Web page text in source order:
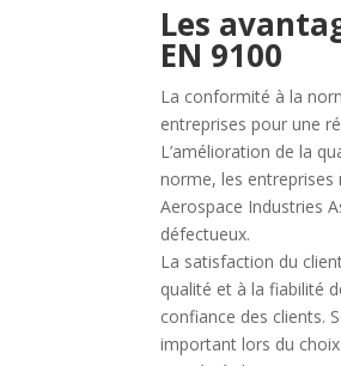
Les
EN 9100
La conformité à la
entreprises pour une
L’amélioration de la
norme, les
Aerospace Industries
défectueux.
La satisfaction du
qualité et à la fiabilité
confiance des clients.
important lors du